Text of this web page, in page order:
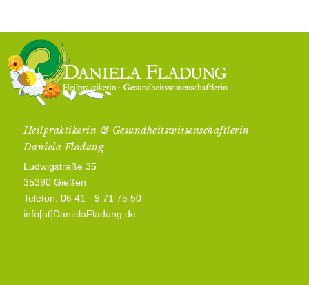
Heilpraktikerin & Gesundheitswissenschaftlerin
Daniela Fladung
Ludwigstraße 35
35390 Gießen
Telefon: 06 41 · 9 71 75 50
info[at]DanielaFladung.de